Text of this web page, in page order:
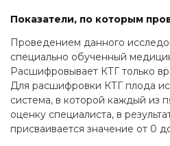
Показатели, по которым
Проведением данного
специально обученный
Расшифровывает КТГ только
Для расшифровки КТГ плода
система, в которой каждый из
оценку специалиста, в
присваивается значение от 0